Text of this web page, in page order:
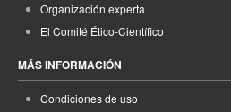
Organización experta
El Comité Ético-Científico
MÁS INFORMACIÓN
Condiciones de uso